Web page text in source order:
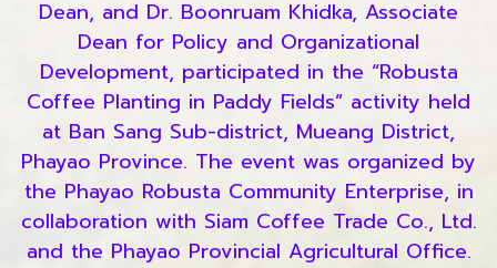
Dean, and Dr. Boonruam Khidka, Associate
Dean for Policy and Organizational
Development, participated in the “Robusta
Coffee Planting in Paddy Fields” activity held
at Ban Sang Sub-district, Mueang District,
Phayao Province. The event was organized by
the Phayao Robusta Community Enterprise, in
collaboration with Siam Coffee Trade Co., Ltd.
and the Phayao Provincial Agricultural Office.